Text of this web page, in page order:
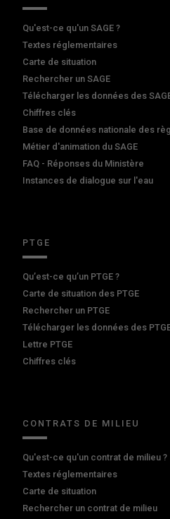
Qu'est-ce qu'un SAGE ?
Textes réglementaires
Carte de situation
Rechercher un SAGE
Télécharger les données des
Chiffres clés
Base de données nationale des
Métier d'animation du SAGE
FAQ - Réponses du Ministère
Instances de dialogue sur l'eau
PTGE
Qu’est-ce qu’un PTGE ?
Carte de situation des PTGE
Rechercher un PTGE
Télécharger les données des
Lettre PTGE
Chiffres clés
CONTRATS DE MILIEU
Qu'est-ce qu'un contrat de milieu ?
Textes réglementaires
Carte de situation
Rechercher un contrat de milieu